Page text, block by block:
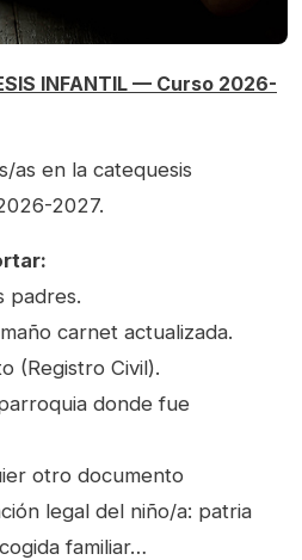
INFANTIL — Curso 2026-
as en la catequesis
2027.
padres.
carnet actualizada.
(Registro Civil).
donde fue
otro documento
legal del niño/a: patria
familiar…